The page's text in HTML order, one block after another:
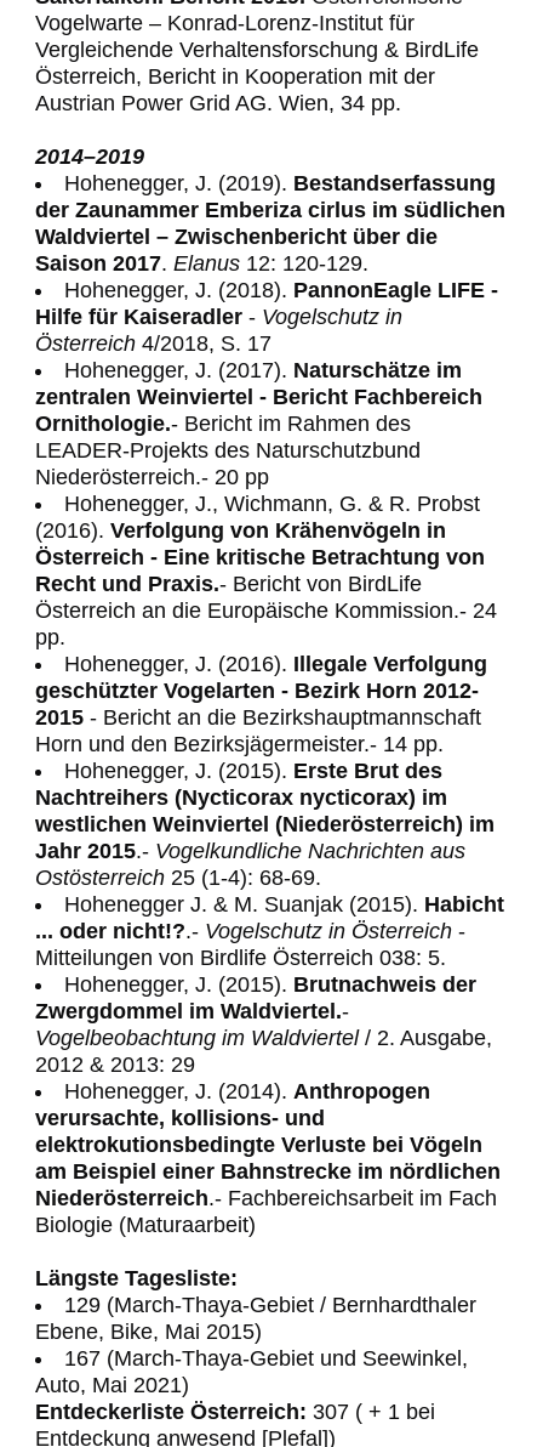
Vogelwarte – Konrad-Lorenz-Institut für
Vergleichende Verhaltensforschung & BirdLife
Österreich, Bericht in Kooperation mit der
Austrian Power Grid AG. Wien, 34 pp.
2014–2019
Hohenegger, J. (2019). Bestandserfassung
der Zaunammer Emberiza cirlus im südlichen
Waldviertel – Zwischenbericht über die
Saison 2017. Elanus 12: 120-129.
Hohenegger, J. (2018). PannonEagle LIFE -
Hilfe für Kaiseradler - Vogelschutz in
Österreich 4/2018, S. 17
Hohenegger, J. (2017). Naturschätze im
zentralen Weinviertel - Bericht Fachbereich
Ornithologie.- Bericht im Rahmen des
LEADER-Projekts des Naturschutzbund
Niederösterreich.- 20 pp
Hohenegger, J., Wichmann, G. & R. Probst
(2016). Verfolgung von Krähenvögeln in
Österreich - Eine kritische Betrachtung von
Recht und Praxis.- Bericht von BirdLife
Österreich an die Europäische Kommission.- 24
pp.
Hohenegger, J. (2016). Illegale Verfolgung
geschützter Vogelarten - Bezirk Horn 2012-
2015 - Bericht an die Bezirkshauptmannschaft
Horn und den Bezirksjägermeister.- 14 pp.
Hohenegger, J. (2015). Erste Brut des
Nachtreihers (Nycticorax nycticorax) im
westlichen Weinviertel (Niederösterreich) im
Jahr 2015.- Vogelkundliche Nachrichten aus
Ostösterreich 25 (1-4): 68-69.
Hohenegger J. & M. Suanjak (2015). Habicht
... oder nicht!?.- Vogelschutz in Österreich -
Mitteilungen von Birdlife Österreich 038: 5.
Hohenegger, J. (2015). Brutnachweis der
Zwergdommel im Waldviertel.-
Vogelbeobachtung im Waldviertel/ 2. Ausgabe,
2012 & 2013: 29
Hohenegger, J. (2014). Anthropogen
verursachte, kollisions- und
elektrokutionsbedingte Verluste bei Vögeln
am Beispiel einer Bahnstrecke im nördlichen
Niederösterreich.- Fachbereichsarbeit im Fach
Biologie (Maturaarbeit)
Längste Tagesliste:
129 (March-Thaya-Gebiet / Bernhardthaler
Ebene, Bike, Mai 2015)
167 (March-Thaya-Gebiet und Seewinkel,
Auto, Mai 2021)
Entdeckerliste Österreich: 307 ( + 1 bei
Entdeckung anwesend [Plefal])